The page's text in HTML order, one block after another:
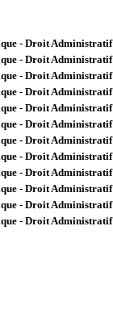
- Droit Administratif
- Droit Administratif
- Droit Administratif
- Droit Administratif
- Droit Administratif
- Droit Administratif
- Droit Administratif
- Droit Administratif
- Droit Administratif
- Droit Administratif
- Droit Administratif
- Droit Administratif